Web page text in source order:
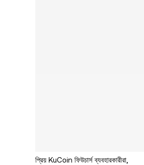
প্রিয় KuCoin ফিউচার্স ব্যবহারকারীরা,